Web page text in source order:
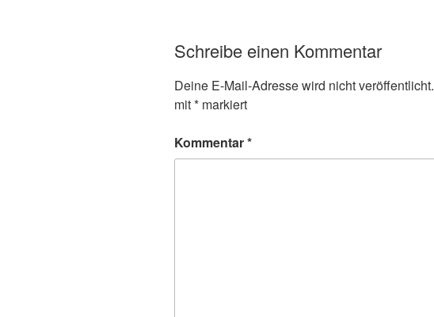
Schreibe einen Kommentar
Deine E-Mail-Adresse wird nicht veröffentlicht.
mit* markiert
Kommentar*